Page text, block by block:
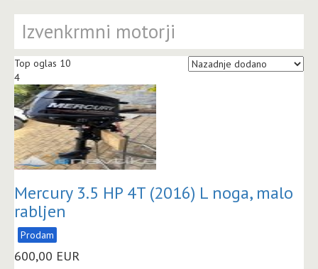
Izvenkrmni motorji
Top oglas 10
4
Mercury 3.5 HP 4T (2016) L noga, malo
rabljen
Prodam
600,00 EUR